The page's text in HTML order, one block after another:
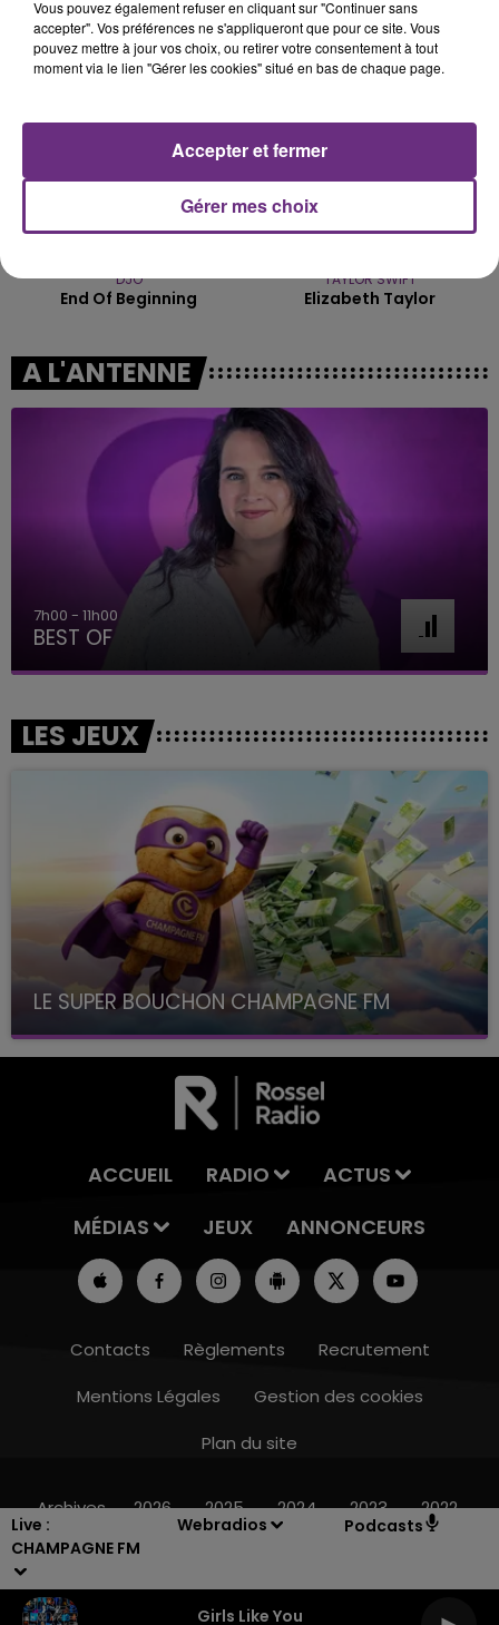
Live :
CHAMPAGNE FM
Webradios Podcasts
Girls Like You
16h00 - 20h00
8h20
8h20
DJO
End Of Beginning
8h18
8h18
TAYLOR SWIFT
Elizabeth Taylor
A L'ANTENNE
7h00 - 11h00
BEST OF
LES JEUX
LE SUPER BOUCHON CHAMPAGNE FM
avec La Famille Champagne FM, à 8H10
ACCUEIL RADIO
ACTUS
MÉDIAS
JEUX ANNONCEURS
Contacts Règlements
Recrutement
Mentions Légales
Gestion des cookies
Plan du site
Archives 2026 2025 2024 2023 2022
Vous pouvez également refuser en cliquant sur "Continuer sans
accepter". Vos préférences ne s'appliqueront que pour ce site. Vous
pouvez mettre à jour vos choix, ou retirer votre consentement à tout
moment via le lien "Gérer les cookies" situé en bas de chaque page.
Gérer mes choix
Accepter et fermer